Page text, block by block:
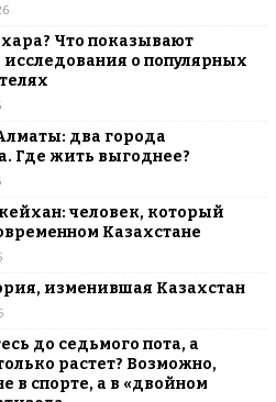
Что показывают
о популярных
два города
Где жить выгоднее?
человек, который
Казахстане
изменившая Казахстан
до седьмого пота, а
растет? Возможно,
в спорте, а в «двойном